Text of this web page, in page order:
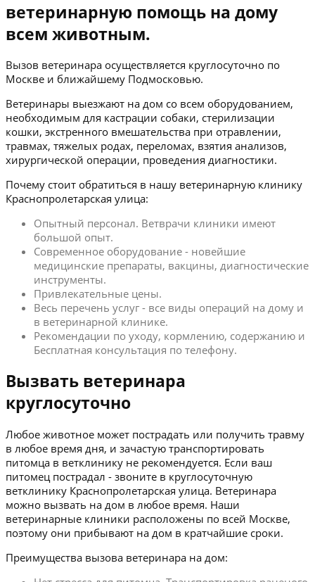
ветеринарную помощь на дому
всем животным.
Вызов ветеринара осуществляется круглосуточно по
Москве и ближайшему Подмосковью.
Ветеринары выезжают на дом со всем оборудованием,
необходимым для кастрации собаки, стерилизации
кошки, экстренного вмешательства при отравлении,
травмах, тяжелых родах, переломах, взятия анализов,
хирургической операции, проведения диагностики.
Почему стоит обратиться в нашу ветеринарную клинику
Краснопролетарская улица:
Опытный персонал. Ветврачи клиники имеют
большой опыт.
Современное оборудование - новейшие
медицинские препараты, вакцины, диагностические
инструменты.
Привлекательные цены.
Весь перечень услуг - все виды операций на дому и
в ветеринарной клинике.
Рекомендации по уходу, кормлению, содержанию и
Бесплатная консультация по телефону.
Вызвать ветеринара
круглосуточно
Любое животное может пострадать или получить травму
в любое время дня, и зачастую транспортировать
питомца в ветклинику не рекомендуется. Если ваш
питомец пострадал - звоните в круглосуточную
ветклинику Краснопролетарская улица. Ветеринара
можно вызвать на дом в любое время. Наши
ветеринарные клиники расположены по всей Москве,
поэтому они прибывают на дом в кратчайшие сроки.
Преимущества вызова ветеринара на дом: